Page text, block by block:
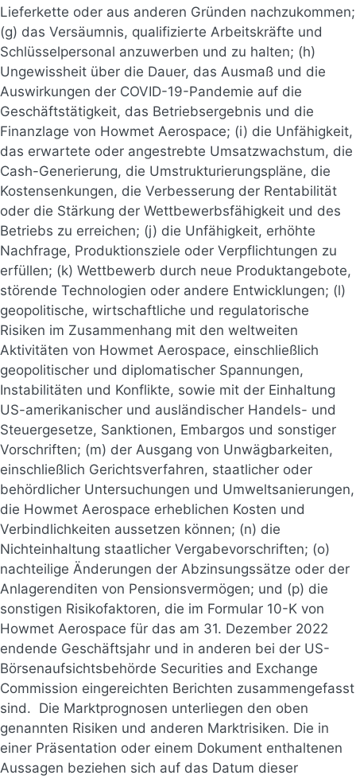
Lieferkette oder aus anderen Gründen nachzukommen;
(g) das Versäumnis, qualifizierte Arbeitskräfte und
Schlüsselpersonal anzuwerben und zu halten; (h)
Ungewissheit über die Dauer, das Ausmaß und die
Auswirkungen der COVID-19-Pandemie auf die
Geschäftstätigkeit, das Betriebsergebnis und die
Finanzlage von Howmet Aerospace; (i) die Unfähigkeit,
das erwartete oder angestrebte Umsatzwachstum, die
Cash-Generierung, die Umstrukturierungspläne, die
Kostensenkungen, die Verbesserung der Rentabilität
oder die Stärkung der Wettbewerbsfähigkeit und des
Betriebs zu erreichen; (j) die Unfähigkeit, erhöhte
Nachfrage, Produktionsziele oder Verpflichtungen zu
erfüllen; (k) Wettbewerb durch neue Produktangebote,
störende Technologien oder andere Entwicklungen; (l)
geopolitische, wirtschaftliche und regulatorische
Risiken im Zusammenhang mit den weltweiten
Aktivitäten von Howmet Aerospace, einschließlich
geopolitischer und diplomatischer Spannungen,
Instabilitäten und Konflikte, sowie mit der Einhaltung
US-amerikanischer und ausländischer Handels- und
Steuergesetze, Sanktionen, Embargos und sonstiger
Vorschriften; (m) der Ausgang von Unwägbarkeiten,
einschließlich Gerichtsverfahren, staatlicher oder
behördlicher Untersuchungen und Umweltsanierungen,
die Howmet Aerospace erheblichen Kosten und
Verbindlichkeiten aussetzen können; (n) die
Nichteinhaltung staatlicher Vergabevorschriften; (o)
nachteilige Änderungen der Abzinsungssätze oder der
Anlagerenditen von Pensionsvermögen; und (p) die
sonstigen Risikofaktoren, die im Formular 10-K von
Howmet Aerospace für das am 31. Dezember 2022
endende Geschäftsjahr und in anderen bei der US-
Börsenaufsichtsbehörde Securities and Exchange
Commission eingereichten Berichten zusammengefasst
sind. Die Marktprognosen unterliegen den oben
genannten Risiken und anderen Marktrisiken. Die in
einer Präsentation oder einem Dokument enthaltenen
Aussagen beziehen sich auf das Datum dieser